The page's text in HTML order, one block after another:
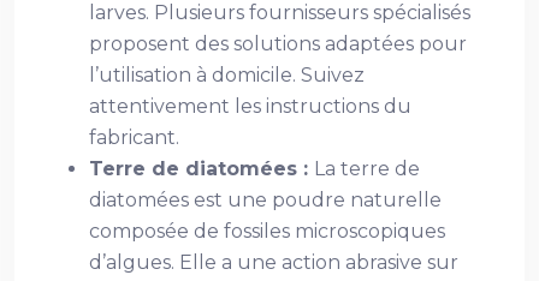
larves. Plusieurs fournisseurs spécialisés
proposent des solutions adaptées pour
l’utilisation à domicile. Suivez
attentivement les instructions du
fabricant.
Terre de diatomées : La terre de
diatomées est une poudre naturelle
composée de fossiles microscopiques
d’algues. Elle a une action abrasive sur